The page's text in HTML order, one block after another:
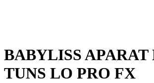
BABYLISS APARAT
TUNS LO PRO FX